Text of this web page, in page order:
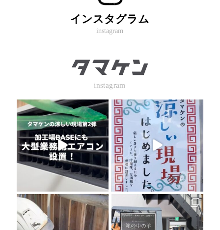
インスタグラム
instagram
instagram